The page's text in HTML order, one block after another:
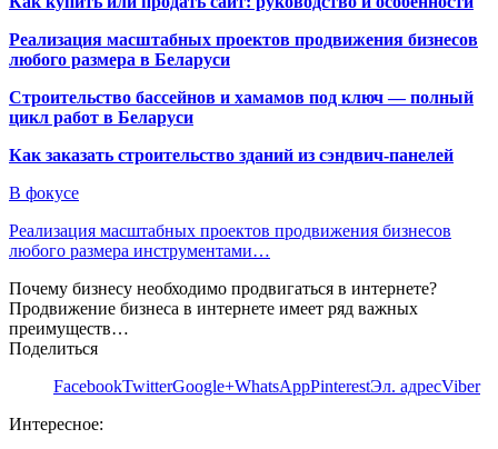
Реализация масштабных проектов продвижения бизнесов
любого размера в Беларуси
Строительство бассейнов и хамамов под ключ — полный
цикл работ в Беларуси
Как заказать строительство зданий из сэндвич-панелей
В фокусе
Реализация масштабных проектов продвижения бизнесов
любого размера инструментами…
Почему бизнесу необходимо продвигаться в интернете?
Продвижение бизнеса в интернете имеет ряд важных
преимуществ…
Поделиться
FacebookTwitterGoogle+WhatsAppPinterestЭл. адресViber
Интересное: